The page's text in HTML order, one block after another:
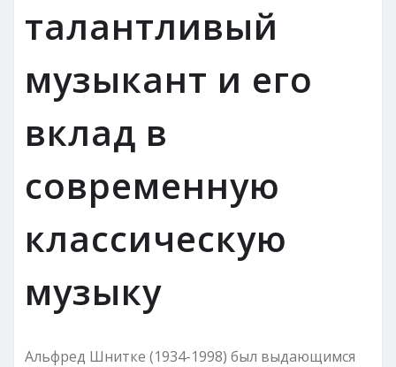
талантливый
музыкант и его
вклад в
современную
классическую
музыку
Альфред Шнитке (1934-1998) был выдающимся